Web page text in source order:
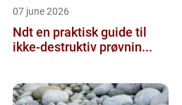
07 june 2026
Ndt en praktisk guide til
ikke-destruktiv prøvnin...